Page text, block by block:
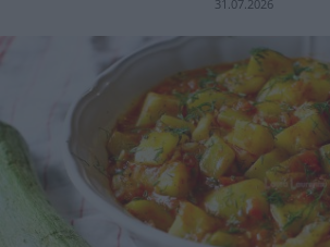
31.07.2026